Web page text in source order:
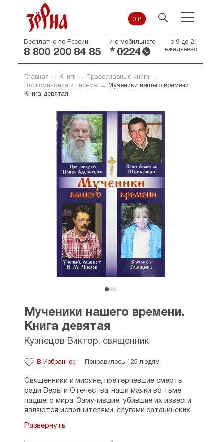
0 ₽
Бесплатно по России:
8 800 200 84 85
и с мобильного:
* 0224
с 9 до 21
ежедневно
Главная → Книги → Православные книги →
Воспоминания и письма→
Мученики нашего времени.
Книга девятая
Мученики нашего времени.
Книга девятая
Кузнецов Виктор, священник
В Избранное Понравилось 125 людям
Священники и миряне, претерпевшие смерть
ради Веры и Отечества, наши маяки во тьме
падшего мира. Замучившие, убившие их изверги
являются исполнителями, слугами сатанинских
к сожалению, в отличие от кончины Литвипепко,
Политковской и прочих, часто не становится
Развернуть